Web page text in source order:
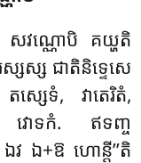
សវណ្ណោបិ គយ្ហតិ
ស្ស ជាតិនិទ្ទេសេ
សេទំ, វាតេរិតំ,
វោទកំ. ឥទញ្ច
វ ឯ+ឱ ហោន្តី’’តិ